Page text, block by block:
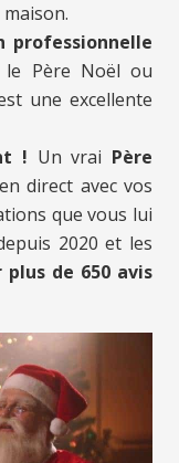
professionnelle
Père Noël ou
une excellente
! Un vrai Père
en direct avec vos
que vous lui
2020 et les
plus de 650 avis